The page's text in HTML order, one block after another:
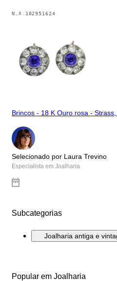
N.º 102951624
Brincos - 18 K Ouro rosa -
Selecionado por Laura Trevino
Especialista em Joalharia
Subcategorias
Joalharia antiga e
Popular em Joalharia